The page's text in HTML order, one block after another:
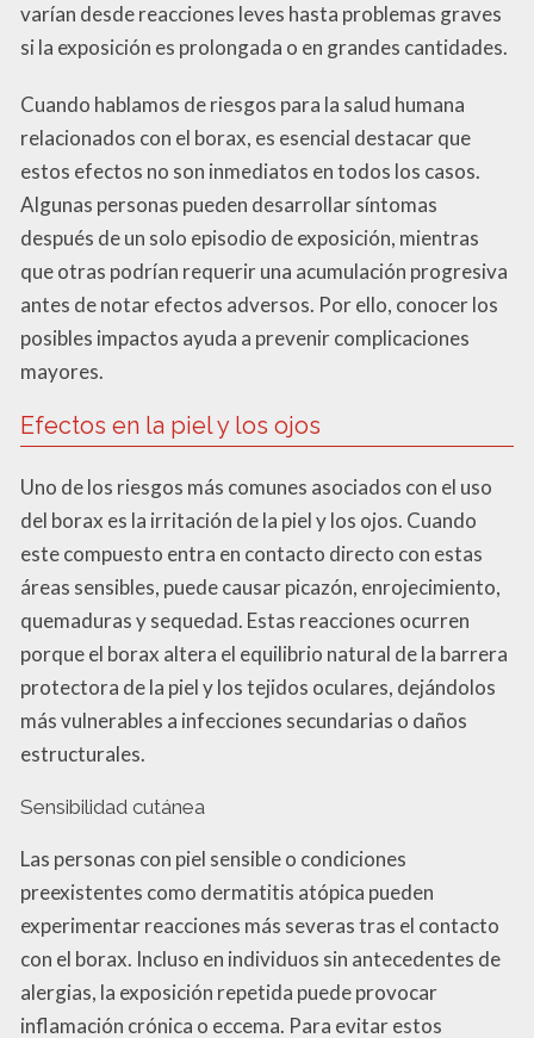
varían desde reacciones leves hasta problemas graves
si la exposición es prolongada o en grandes cantidades.
Cuando hablamos de riesgos para la salud humana
relacionados con el borax, es esencial destacar que
estos efectos no son inmediatos en todos los casos.
Algunas personas pueden desarrollar síntomas
después de un solo episodio de exposición, mientras
que otras podrían requerir una acumulación progresiva
antes de notar efectos adversos. Por ello, conocer los
posibles impactos ayuda a prevenir complicaciones
mayores.
Efectos en la piel y los ojos
Uno de los riesgos más comunes asociados con el uso
del borax es la irritación de la piel y los ojos. Cuando
este compuesto entra en contacto directo con estas
áreas sensibles, puede causar picazón, enrojecimiento,
quemaduras y sequedad. Estas reacciones ocurren
porque el borax altera el equilibrio natural de la barrera
protectora de la piel y los tejidos oculares, dejándolos
más vulnerables a infecciones secundarias o daños
estructurales.
Sensibilidad cutánea
Las personas con piel sensible o condiciones
preexistentes como dermatitis atópica pueden
experimentar reacciones más severas tras el contacto
con el borax. Incluso en individuos sin antecedentes de
alergias, la exposición repetida puede provocar
inflamación crónica o eccema. Para evitar estos